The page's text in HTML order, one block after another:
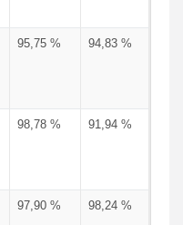
95,75 % 94,83 %
98,78 % 91,94 %
97,90 % 98,24 %